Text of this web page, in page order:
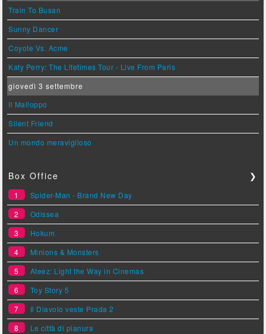
Train To Busan
Sunny Dancer
Coyote Vs. Acme
Katy Perry: The Lifetimes Tour - Live From Paris
giovedì 3 settembre
Il Malloppo
Silent Friend
Un mondo meraviglioso
Box Office ❯
1
Spider-Man - Brand New Day
2
Odissea
3
Hokum
4
Minions & Monsters
5
Ateez: Light the Way in Cinemas
6
Toy Story 5
7
Il Diavolo veste Prada 2
8
Le città di pianura